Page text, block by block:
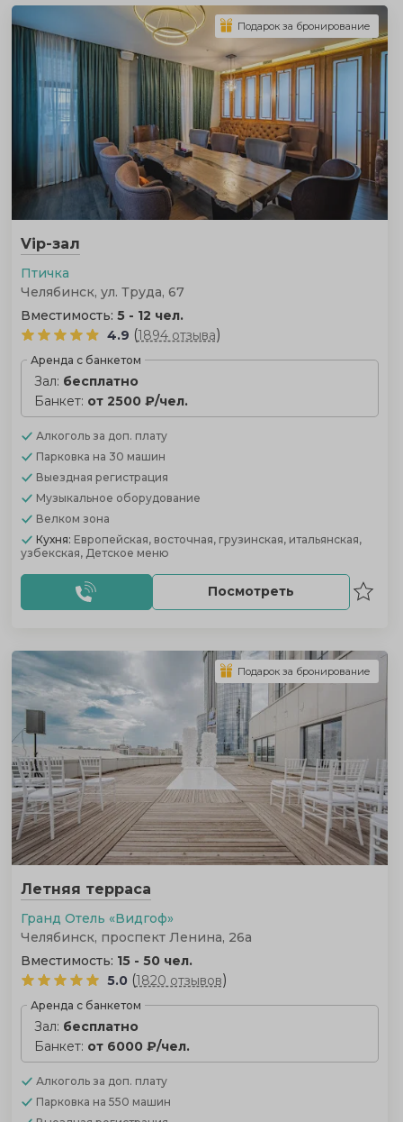
Vip-зал
Птичка
Челябинск, ул. Труда, 67
Вместимость: 5 - 12 чел.
4.9 (1894 отзыва)
Аренда с банкетом
Зал: бесплатно
Банкет: от 2500 ₽/чел.
Алкоголь за доп. плату
Парковка на 30 машин
Выездная регистрация
Музыкальное оборудование
Велком зона
Кухня: Европейская, восточная, грузинская, итальянская,
узбекская, Детское меню
Посмотреть
Подарок за бронирование
Летняя терраса
Гранд Отель «Видгоф»
Челябинск, проспект Ленина, 26а
Вместимость: 15 - 50 чел.
5.0 (1820 отзывов)
Аренда с банкетом
Зал: бесплатно
Банкет: от 6000 ₽/чел.
Алкоголь за доп. плату
Парковка на 550 машин
Подарок за бронирование